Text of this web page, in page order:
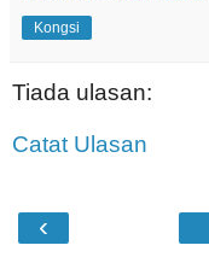
Kongsi
Tiada ulasan:
Catat Ulasan
‹